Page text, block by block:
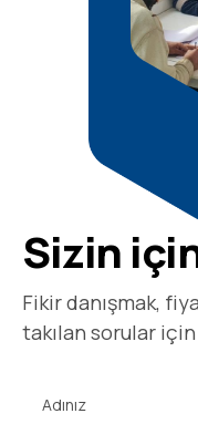
Sizin
Fikir danışmak,